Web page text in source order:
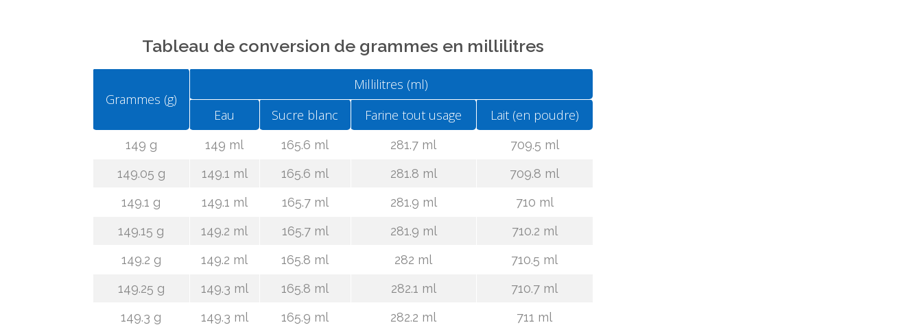
Tableau de conversion de grammes en millilitres
Grammes (g)
Millilitres (ml)
Eau
Sucre blanc Farine tout usage Lait (en poudre)
149 g 149 ml 165.6 ml 281.7 ml
709.5 ml
149.05 g
149.1 ml 165.6 ml 281.8 ml
709.8 ml
149.1 g
149.1 ml 165.7 ml 281.9 ml
710 ml
149.15 g
149.2 ml 165.7 ml 281.9 ml
710.2 ml
149.2 g
149.2 ml 165.8 ml 282 ml
710.5 ml
149.25 g
149.3 ml 165.8 ml 282.1 ml
710.7 ml
149.3 g
149.3 ml 165.9 ml 282.2 ml
711 ml